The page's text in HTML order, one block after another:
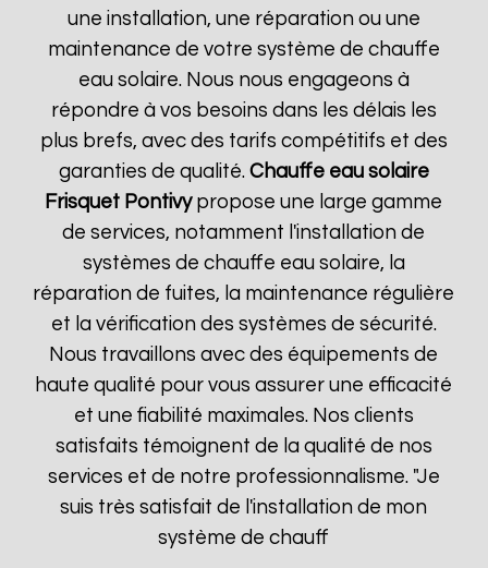
une installation, une réparation ou une
maintenance de votre système de chauffe
eau solaire. Nous nous engageons à
répondre à vos besoins dans les délais les
plus brefs, avec des tarifs compétitifs et des
garanties de qualité. Chauffe eau solaire
Frisquet Pontivypropose une large gamme
de services, notamment l'installation de
systèmes de chauffe eau solaire, la
réparation de fuites, la maintenance régulière
et la vérification des systèmes de sécurité.
Nous travaillons avec des équipements de
haute qualité pour vous assurer une efficacité
et une fiabilité maximales. Nos clients
satisfaits témoignent de la qualité de nos
services et de notre professionnalisme. "Je
suis très satisfait de l'installation de mon
système de chauff